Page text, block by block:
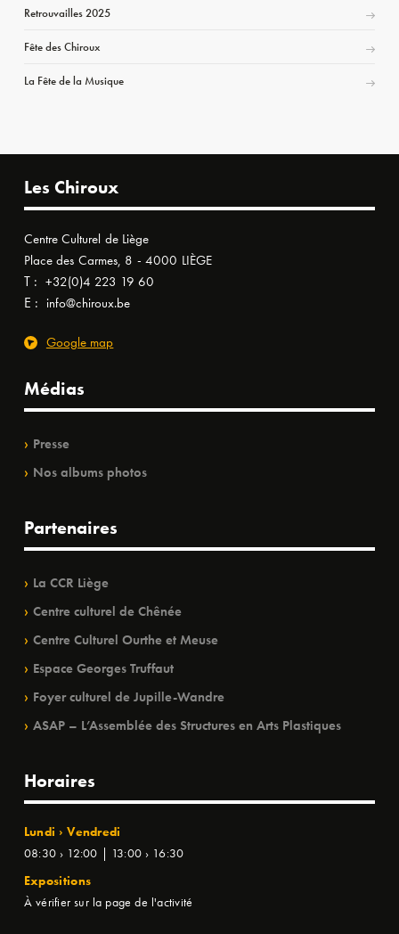
Retrouvailles 2025
Fête des Chiroux
La Fête de la Musique
Les Chiroux
Centre Culturel de Liège
Place des Carmes, 8 - 4000 LIÈGE
T : +32(0)4 223 19 60
E : info@chiroux.be
Google map
Médias
Presse
Nos albums photos
Partenaires
La CCR Liège
Centre culturel de Chênée
Centre Culturel Ourthe et Meuse
Espace Georges Truffaut
Foyer culturel de Jupille-Wandre
ASAP – L’Assemblée des Structures en Arts Plastiques
Horaires
Lundi › Vendredi
08:30 › 12:00 | 13:00 › 16:30
Expositions
À vérifier sur la page de l'activité